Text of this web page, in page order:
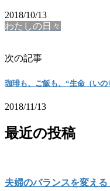
2018/10/13
わたしの日々
次の記事
珈琲も、ご飯も、“生命（いの
2018/11/13
最近の投稿
夫婦のバランスを変える